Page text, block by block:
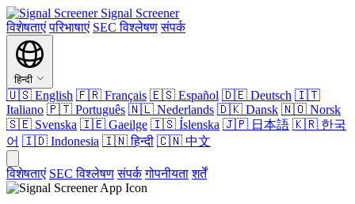
Signal Screener
विशेषताएं परिभाषाएं SEC विश्लेषण संपर्क
हिन्दी
🇺🇸 English 🇫🇷 Français 🇪🇸 Español 🇩🇪 Deutsch 🇮🇹
Italiano 🇵🇹 Português 🇳🇱 Nederlands 🇩🇰 Dansk 🇳🇴 Norsk
🇸🇪 Svenska 🇮🇪 Gaeilge 🇮🇸 Íslenska 🇯🇵 日本語 🇰🇷 한국
어 🇮🇩 Indonesia 🇮🇳हिन्दी 🇨🇳 中文
विशेषताएं SEC विश्लेषण संपर्क गोपनीयता शर्तें